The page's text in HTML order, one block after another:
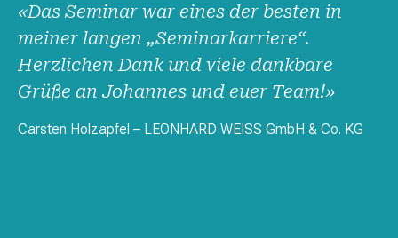
«Das Seminar war eines der besten in
meiner langen „Seminarkarriere“.
Herzlichen Dank und viele dankbare
Grüße an Johannes und euer Team!»
Carsten Holzapfel – LEONHARD WEISS GmbH & Co. KG